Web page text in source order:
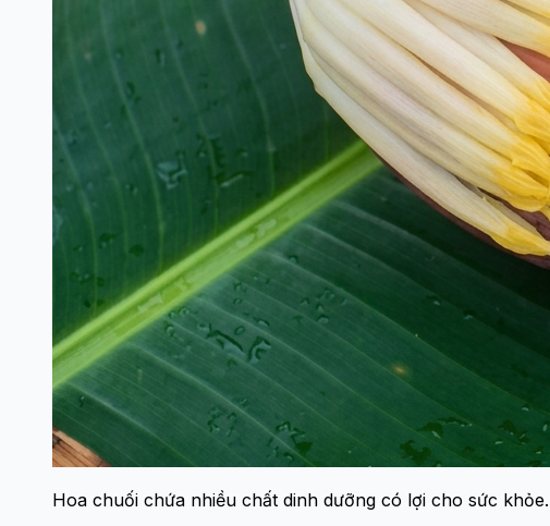
Hoa chuối chứa nhiều chất dinh dưỡng có lợi cho sức khỏe.